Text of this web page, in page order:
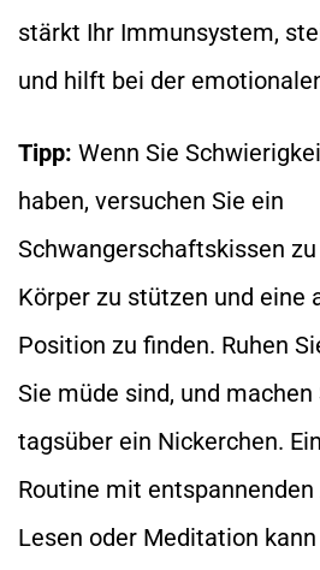
stärkt Ihr Immunsystem,
und hilft bei der
Tipp: Wenn Sie
haben, versuchen Sie ein
Schwangerschaftskissen
Körper zu stützen und eine
Position zu finden. Ruhen
Sie müde sind, und
tagsüber ein Nickerchen.
Routine mit
Lesen oder Meditation